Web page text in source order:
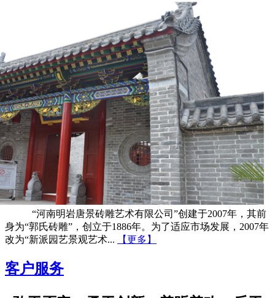
“河南明岩唐景砖雕艺术有限公司”创建于2007年，其前
身为“郭氏砖雕”，创立于1886年。为了适应市场发展，2007年
改为“新派园艺景观艺术...
【更多】
客户服务